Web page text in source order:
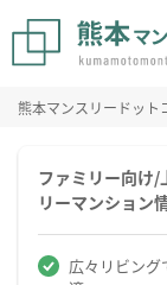
熊本マンスリードット
ファミリー向け/
リーマンション
広々リビン